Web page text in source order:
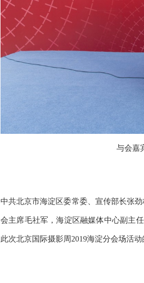
与会嘉
中共北京市海淀区委常委、宣传部长张
会主席毛社军，海淀区融媒体中心副主
此次北京国际摄影周2019海淀分会场活动